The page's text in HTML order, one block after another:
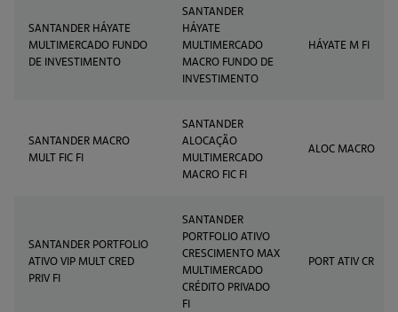
SANTANDER HÁYATE
MULTIMERCADO FUNDO
DE INVESTIMENTO
SANTANDER
HÁYATE
MULTIMERCADO
MACRO FUNDO DE
INVESTIMENTO
HÁYATE M FI
SANTANDER MACRO
MULT FIC FI
SANTANDER
ALOCAÇÃO
MULTIMERCADO
MACRO FIC FI
ALOC MACRO
SANTANDER PORTFOLIO
ATIVO VIP MULT CRED
PRIV FI
SANTANDER
PORTFOLIO ATIVO
CRESCIMENTO MAX
MULTIMERCADO
CRÉDITO PRIVADO
FI
PORT ATIV CR